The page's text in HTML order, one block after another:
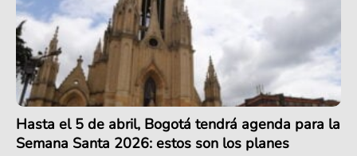
Hasta el 5 de abril, Bogotá tendrá agenda para la
Semana Santa 2026: estos son los planes